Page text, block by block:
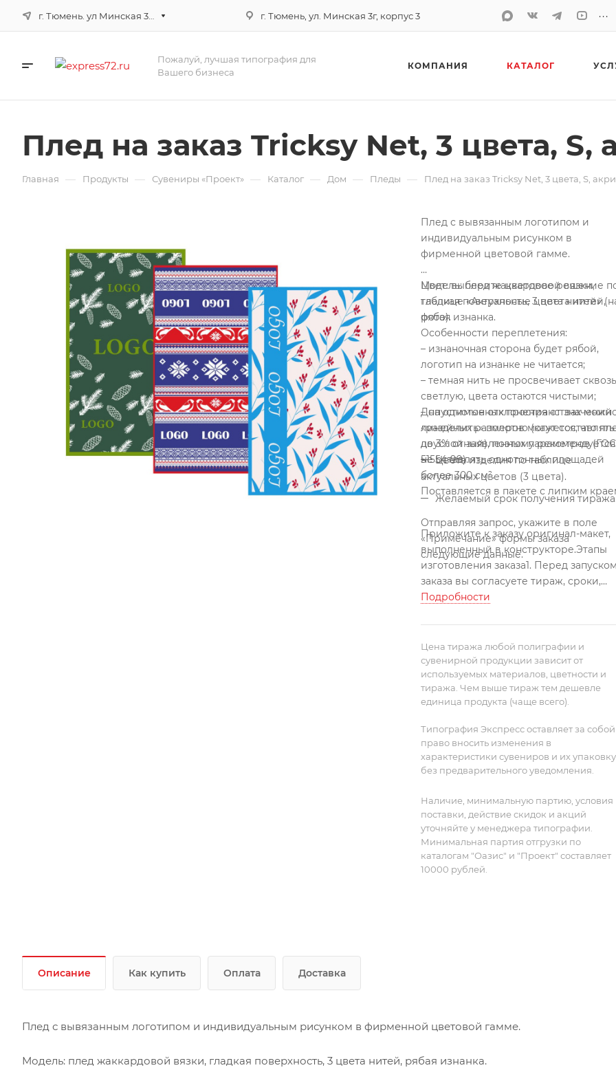
г. Тюмень, ул. Минская 3г, корпус 3 ...
Пожалуй, лучшая типография для
Вашего бизнеса
КОМПАНИЯ КАТАЛОГ
Плед на заказ Tricksy Net, 3 цвета, S,
Главная — Продукты — Сувениры «Проект» — Каталог — Дом — Пледы — Плед на заказ Tricksy Net, 3 цвета, S,
Плед с вывязанным логотипом и
индивидуальным рисунком в
фирменной цветовой гамме.
Модель: плед жаккардовой вязки,
гладкая поверхность, 3 цвета нитей,
рябая изнанка.
Цвет: выберите цветовое решение
таблице «Актуальные цвета нитей»
фото).
Особенности переплетения:
– изнаночная сторона будет рябой,
логотип на изнанке не читается;
– темная нить не просвечивает сквозь
светлую, цвета остаются чистыми;
– на однотонных пространствах
«разделить» полотно (кажется, что
двуслойный), поэтому рекомендуется
не оставлять однотонных площадей
более 300 см².
Допустимые отклонения от значений
линейных размеров могут составлять
до 3% от заявленных параметров
51554-99).
Поставляется в пакете с липким
Отправляя запрос, укажите в поле
«Примечание» формы заказа
следующие данные.
Цвета изделия по таблице
актуальных цветов (3 цвета).
Желаемый срок получения
Приложите к заказу оригинал-макет,
выполненный в конструкторе.Этапы
изготовления заказа1. Перед
заказа вы согласуете тираж, сроки,
наличие пряжи, присылаете
запускаем заказ в работу, переводим
макет в комбинацию цветных петель,
утверждаем созданный программой
рисунок в петлях и вяжем тираж.3.
Принимаем готовый заказ на склад,
проверяем, упаковываем и
доставку.
С 10 января по 30 сентября
включительно вы можете заказать
изготовление сигнального образца.
Стоимость образца 10 000 рублей.
Подробности
Цена тиража любой полиграфии и
сувенирной продукции зависит от
используемых материалов, цветности и
тиража. Чем выше тираж тем дешевле
единица продукта (чаще всего).
Типография Экспресс оставляет за собой
право вносить изменения в
характеристики сувениров и их упаковку
без предварительного уведомления.
Наличие, минимальную партию, условия
поставки, действие скидок и акций
уточняйте у менеджера типографии.
Минимальная партия отгрузки по
каталогам "Оазис" и "Проект" составляет
10000 рублей.
Описание Как купить Оплата Доставка
Плед с вывязанным логотипом и индивидуальным рисунком в фирменной цветовой гамме.
Модель: плед жаккардовой вязки, гладкая поверхность, 3 цвета нитей, рябая изнанка.